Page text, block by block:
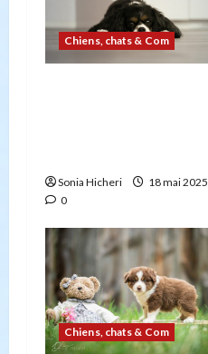
Chiens, chats & Com
Sonia Hicheri
18 mai 2025
0
Chiens, chats & Com